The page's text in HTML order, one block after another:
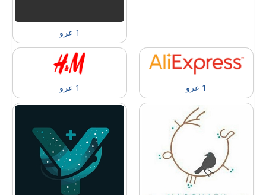
1 عرو
1 عرو 1 عرو